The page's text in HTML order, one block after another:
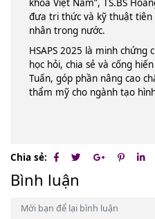
khoa Việt Nam”, TS.BS
đưa tri thức và kỹ thuật
nhân trong nước.
HSAPS 2025 là minh
học hỏi, chia sẻ và cống
Tuấn, góp phần nâng cao
thẩm mỹ cho ngành tạo
Chia sẻ:
Bình luận